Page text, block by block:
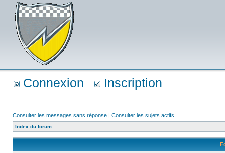
Connexion Inscription
Consulter les messages sans réponse | Consulter les sujets actifs
Index du forum